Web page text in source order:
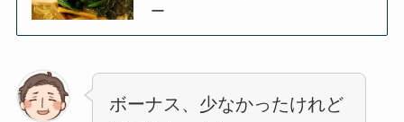
ー
ボーナス、少なかったけれど